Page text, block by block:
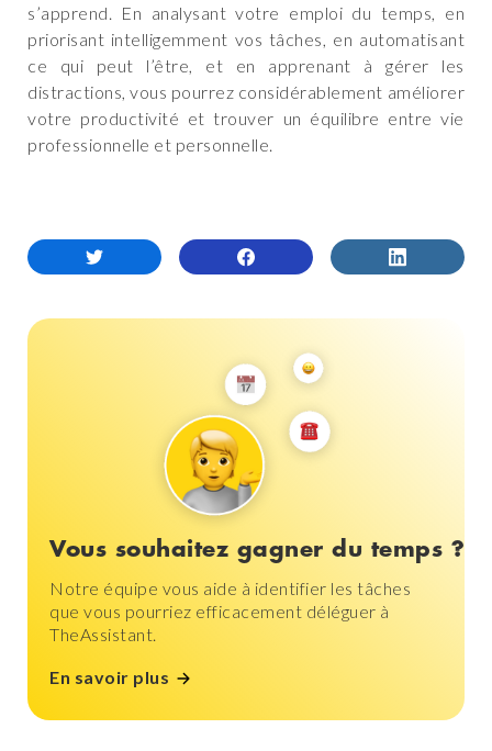
s’apprend. En analysant votre emploi du temps, en
priorisant intelligemment vos tâches, en automatisant
ce qui peut l’être, et en apprenant à gérer les
distractions, vous pourrez considérablement améliorer
votre productivité et trouver un équilibre entre vie
professionnelle et personnelle.
Vous souhaitez gagner du temps ?
Notre équipe vous aide à identifier les tâches
que vous pourriez efficacement déléguer à
TheAssistant.
En savoir plus